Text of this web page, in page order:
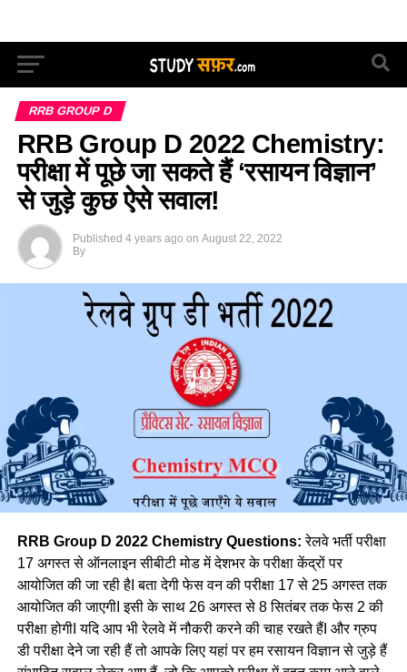
RRB GROUP D
RRB Group D 2022 Chemistry:
परीक्षा में पूछे जा सकते हैं ‘रसायन विज्ञान’
से जुड़े कुछ ऐसे सवाल!
Published 4 years ago on August 22, 2022
By
RRB Group D 2022 Chemistry Questions: रेलवे भर्ती परीक्षा
17 अगस्त से ऑनलाइन सीबीटी मोड में देशभर के परीक्षा केंद्रों पर
आयोजित की जा रही हैI बता देगी फेस वन की परीक्षा 17 से 25 अगस्त तक
आयोजित की जाएगीI इसी के साथ 26 अगस्त से 8 सितंबर तक फेस 2 की
परीक्षा होगीI यदि आप भी रेलवे में नौकरी करने की चाह रखते हैंI और ग्रुप
डी परीक्षा देने जा रही हैं तो आपके लिए यहां पर हम रसायन विज्ञान से जुड़े हैं